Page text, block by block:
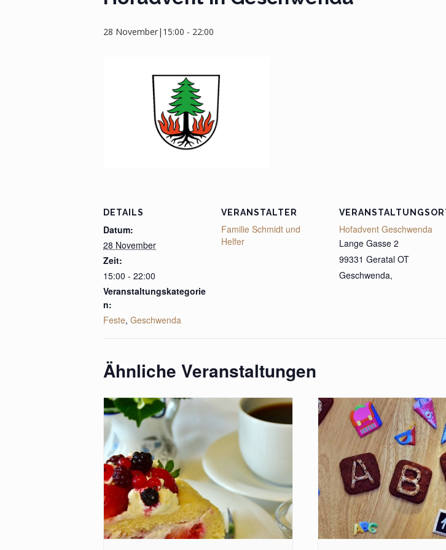
28 November|15:00 - 22:00
DETAILS
Datum:
28 November
Zeit:
15:00 - 22:00
Veranstaltungskategorie
n:
Feste, Geschwenda
VERANSTALTER
Familie Schmidt und
Helfer
Hofadvent Geschwenda
Lange Gasse 2
99331 Geratal OT
Geschwenda,
Ähnliche Veranstaltungen